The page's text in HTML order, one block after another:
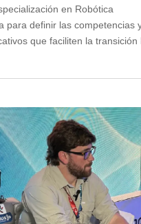
en Robótica
para definir las competencias
que faciliten la transición